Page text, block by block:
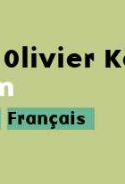
Français